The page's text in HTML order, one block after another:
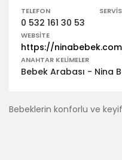
TELEFON
0 532 161 30 53
WEBSITE
https://
ANAHTAR KELIMELER
Bebek Arabası - Nina
Bebeklerin konforlu ve